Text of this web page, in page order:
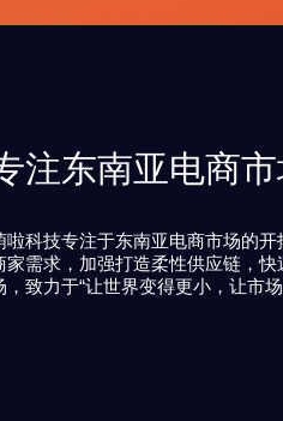
注东南亚电商
啦科技专注于东南亚电商市场的
家需求，加强打造柔性供应链，
，致力于“让世界变得更小，让市